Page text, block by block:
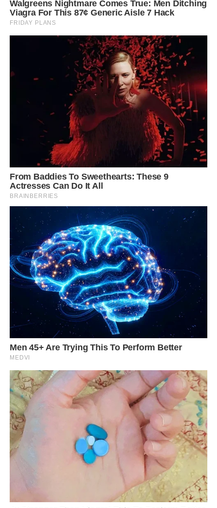
А потім всі погляди перемістилися на іменинницю. Вони
були дуже неоднозначними. Ольга Петрівна пішла по торт.
Свято точно не вдалося.
На завершення вечора Ольга Петрівна потайки
простягнула сину конверт. Туди вона склала кілька тисяч
доларів, які відклала собі на відпустку.
далі! – зітхнула Ольга Петрівна і погладила сина по голові.
– І як ти вибрав собі таку?..
Поверталися додому Женя і Олег в чудовому настрої.
– Я ж казала, що спрацює, а ти не вірив! – посміхалася
Женя.
– Ну ти і ризикована! – сміявся Олег.